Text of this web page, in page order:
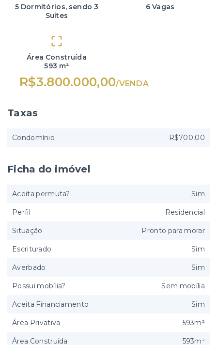
5 Dormitórios, sendo 3
Suítes
6 Vagas
Área Construída
593 m²
R$3.800.000,00/VENDA
Taxas
Condomínio R$700,00
Ficha do imóvel
Aceita permuta? Sim
Perfil Residencial
Situação Pronto para morar
Escriturado Sim
Averbado Sim
Possui mobília? Sem mobília
Aceita Financiamento Sim
Área Privativa 593m²
Área Construída 593m²